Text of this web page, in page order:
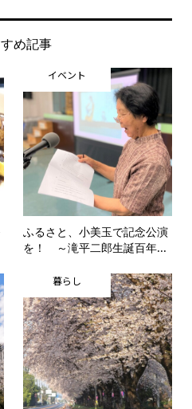
め記事
イベント
ふるさと、小美玉で記念公演
を！ ～滝平二郎生誕百年...
暮らし